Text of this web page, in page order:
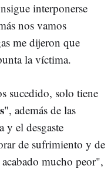
interponerse
nos vamos
me dijeron que
la víctima.
sucedido, solo tiene
", además de las
y el desgaste
de sufrimiento y de
mucho peor",